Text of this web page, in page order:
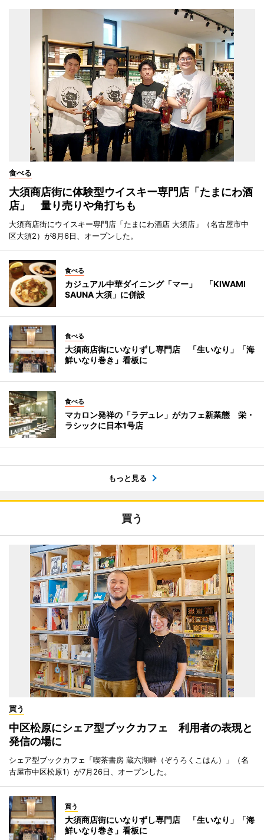
食べる
大須商店街に体験型ウイスキー専門店「たまにわ酒
店」 量り売りや角打ちも
大須商店街にウイスキー専門店「たまにわ酒店 大須店」（名古屋市中
区大須2）が8月6日、オープンした。
食べる
カジュアル中華ダイニング「マー」 「KIWAMI
SAUNA 大須」に併設
食べる
大須商店街にいなりずし専門店 「生いなり」「海
鮮いなり巻き」看板に
食べる
マカロン発祥の「ラデュレ」がカフェ新業態 栄・
ラシックに日本1号店
もっと見る
買う
買う
中区松原にシェア型ブックカフェ 利用者の表現と
発信の場に
シェア型ブックカフェ「喫茶書房 蔵六湖畔（ぞうろくこはん）」（名
古屋市中区松原1）が7月26日、オープンした。
買う
大須商店街にいなりずし専門店 「生いなり」「海
鮮いなり巻き」看板に